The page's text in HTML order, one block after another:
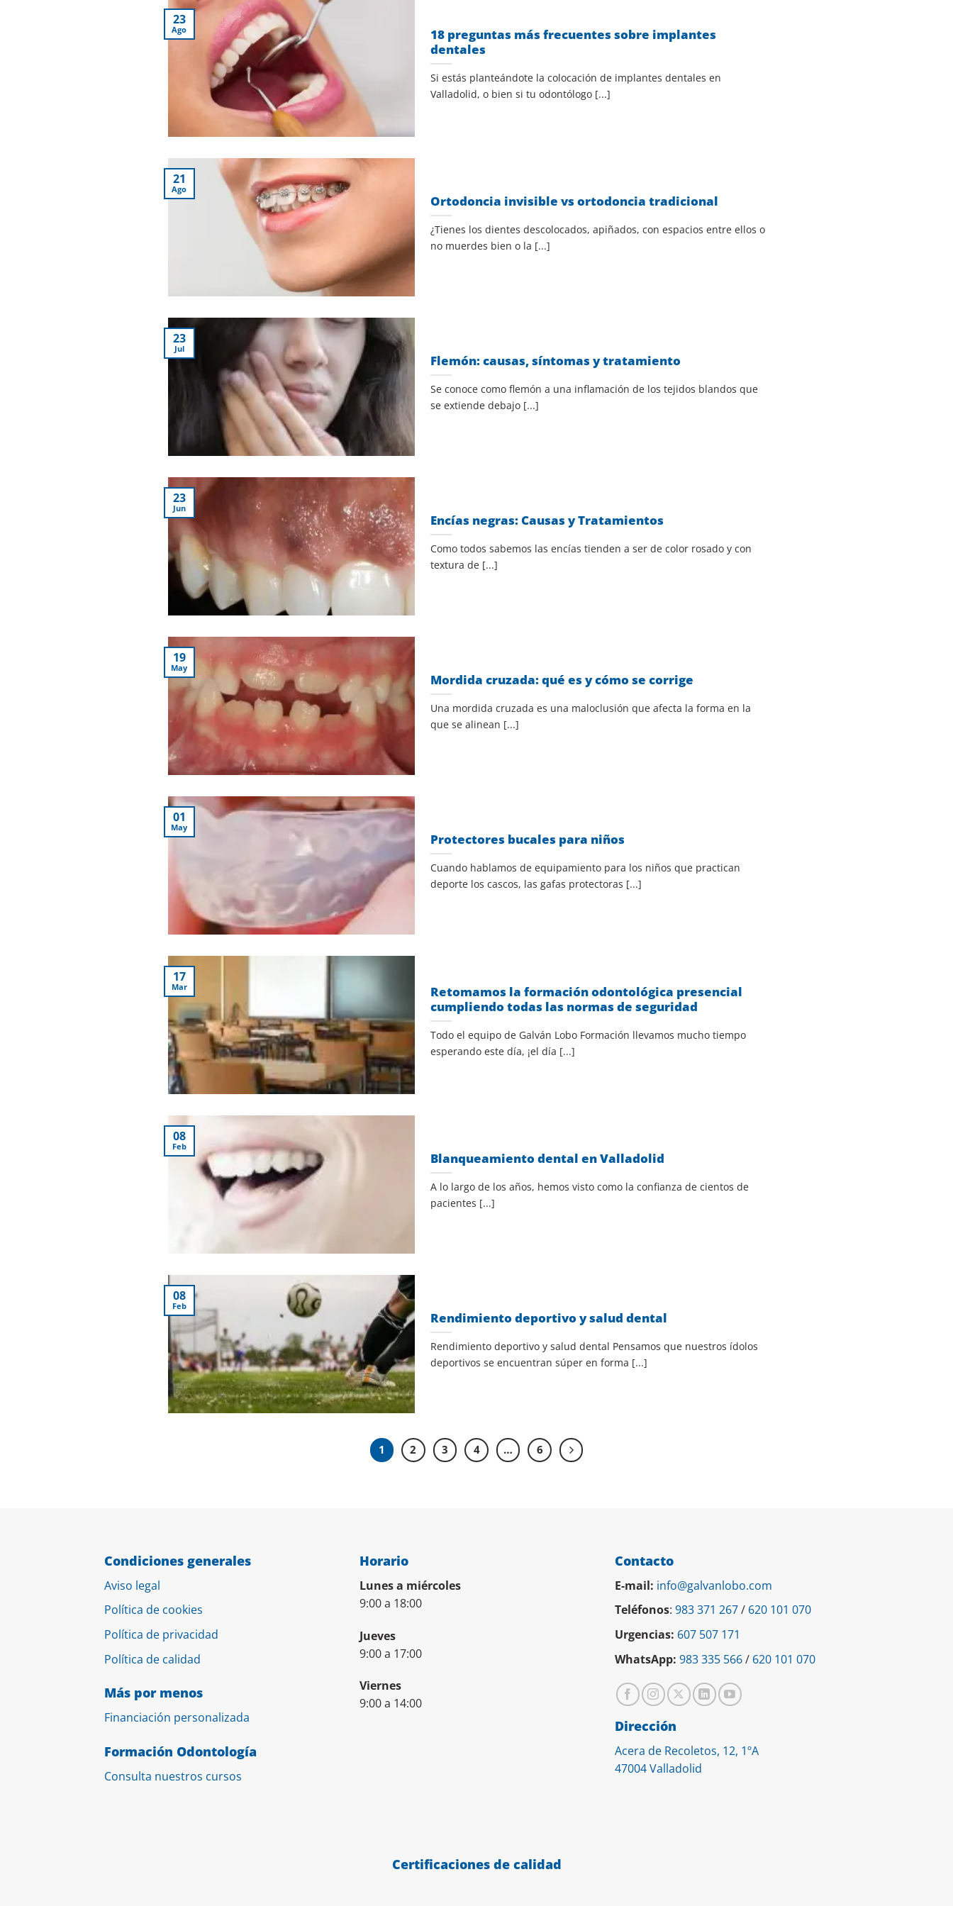
18 preguntas más frecuentes sobre implantes
dentales
Si estás planteándote la colocación de implantes dentales en
Valladolid, o bien si tu odontólogo [...]
23
Ago
Ortodoncia invisible vs ortodoncia tradicional
¿Tienes los dientes descolocados, apiñados, con espacios entre ellos o
no muerdes bien o la [...]
21
Ago
Flemón: causas, síntomas y tratamiento
Se conoce como flemón a una inflamación de los tejidos blandos que
se extiende debajo [...]
23
Jul
Encías negras: Causas y Tratamientos
Como todos sabemos las encías tienden a ser de color rosado y con
textura de [...]
23
Jun
Mordida cruzada: qué es y cómo se corrige
Una mordida cruzada es una maloclusión que afecta la forma en la
que se alinean [...]
19
May
Protectores bucales para niños
Cuando hablamos de equipamiento para los niños que practican
deporte los cascos, las gafas protectoras [...]
01
May
Retomamos la formación odontológica presencial
cumpliendo todas las normas de seguridad
Todo el equipo de Galván Lobo Formación llevamos mucho tiempo
esperando este día, ¡el día [...]
17
Mar
Blanqueamiento dental en Valladolid
A lo largo de los años, hemos visto como la confianza de cientos de
pacientes [...]
08
Feb
Rendimiento deportivo y salud dental
Rendimiento deportivo y salud dental Pensamos que nuestros ídolos
deportivos se encuentran súper en forma [...]
08
Feb
1 2 3 4 … 6
Condiciones generales
Aviso legal
Política de cookies
Política de privacidad
Política de calidad
Más por menos
Financiación personalizada
Formación Odontología
Consulta nuestros cursos
Horario
Lunes a miércoles
9:00 a 18:00
Jueves
9:00 a 17:00
Viernes
9:00 a 14:00
Contacto
E-mail: info@galvanlobo.com
Teléfonos: 983 371 267/ 620 101 070
Urgencias: 607 507 171
WhatsApp: 983 335 566/ 620 101 070
Dirección
Acera de Recoletos, 12, 1ºA
47004 Valladolid
Certificaciones de calidad